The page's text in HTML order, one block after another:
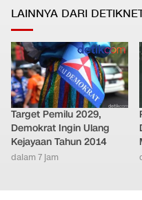
LAINNYA DARI
Target Pemilu 2029,
Demokrat Ingin Ulang
Kejayaan Tahun 2014
dalam 7 jam